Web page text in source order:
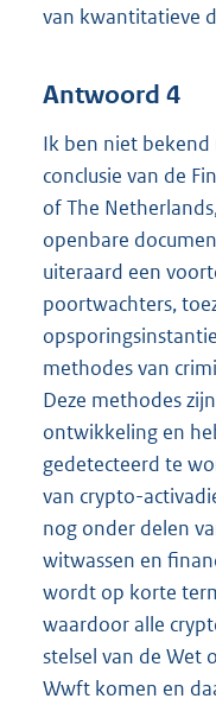
van kwantitatieve
Antwoord 4
Ik ben niet bekend
conclusie van de
of The
openbare
uiteraard een
poortwachters,
methodes van
Deze methodes
ontwikkeling en
gedetecteerd te
van crypto-
nog onder delen
witwassen en
wordt op korte
waardoor alle
stelsel van de Wet
Wwft komen en